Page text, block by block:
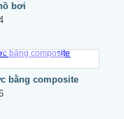
bơi
bằng composite